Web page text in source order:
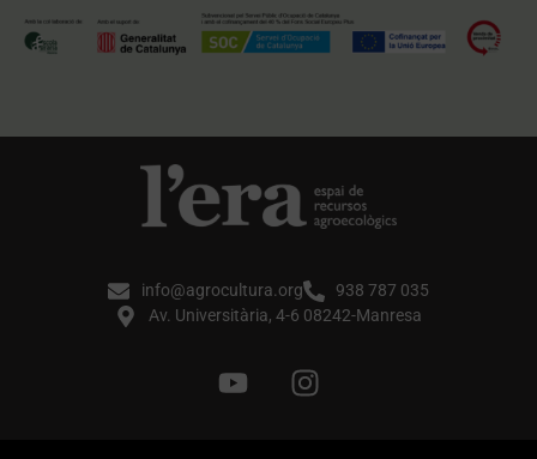
info@agrocultura.org
938 787 035
Av. Universitària, 4-6 08242-Manresa